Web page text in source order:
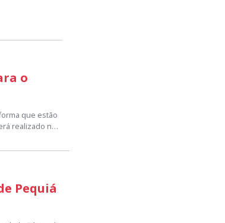
o
que estão
realizado no
com
promove
Pequiá